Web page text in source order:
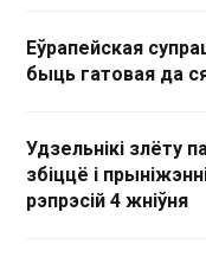
Еўрапейская
быць гатовая да
Удзельнікі злёту
збіццё і
рэпрэсій 4 жніўня